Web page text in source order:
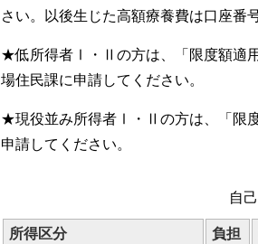
さい。以後生じた高額療養費は口座番
★低所得者Ⅰ・Ⅱの方は、「限度額適
場住民課に申請してください。
★現役並み所得者Ⅰ・Ⅱの方は、「限
申請してください。
自
所得区分
負担